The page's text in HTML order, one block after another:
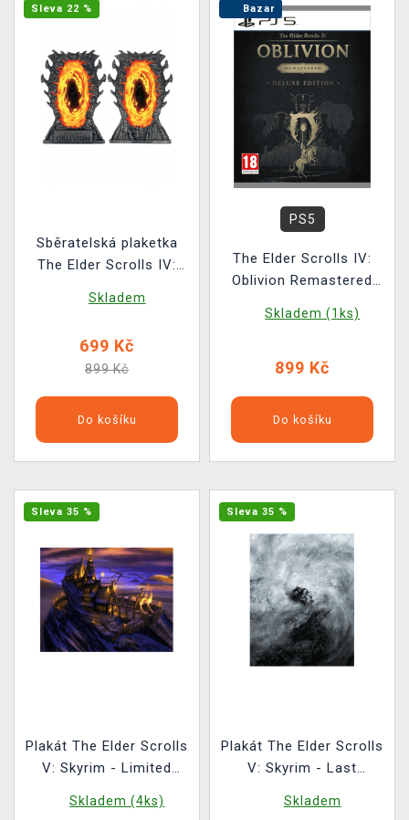
Sleva 22 %
Sběratelská plaketka
The Elder Scrolls IV:
Skladem
699 Kč
899 Kč
Do košíku
Bazar
PS5
The Elder Scrolls IV:
Oblivion Remastered
Skladem (1ks)
899 Kč
Do košíku
Sleva 35 %
Plakát The Elder Scrolls
V: Skyrim - Limited
Skladem (4ks)
Sleva 35 %
Plakát The Elder Scrolls
V: Skyrim - Last
Edition Art Print
Skladem